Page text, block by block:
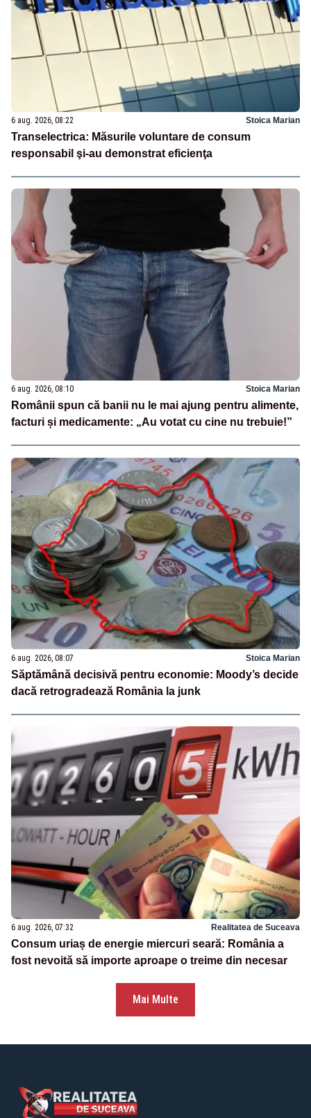
6 aug. 2026, 08:22 Stoica Marian
Transelectrica: Măsurile voluntare de consum
responsabil şi-au demonstrat eficienţa
6 aug. 2026, 08:10 Stoica Marian
Românii spun că banii nu le mai ajung pentru alimente,
facturi și medicamente: „Au votat cu cine nu trebuie!”
6 aug. 2026, 08:07 Stoica Marian
Săptămână decisivă pentru economie: Moody’s decide
dacă retrogradează România la junk
6 aug. 2026, 07:32 Realitatea de Suceava
Consum uriaș de energie miercuri seară: România a
fost nevoită să importe aproape o treime din necesar
Mai Multe